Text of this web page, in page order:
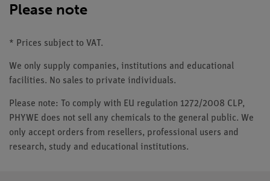
Please note
* Prices subject to VAT.
We only supply companies, institutions and educational
facilities. No sales to private individuals.
Please note: To comply with EU regulation 1272/2008 CLP,
PHYWE does not sell any chemicals to the general public. We
only accept orders from resellers, professional users and
research, study and educational institutions.